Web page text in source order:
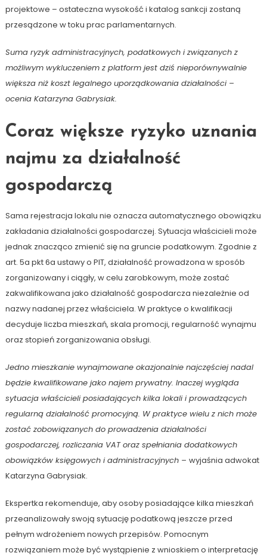
projektowe – ostateczna wysokość i katalog sankcji zostaną
przesądzone w toku prac parlamentarnych.
Suma ryzyk administracyjnych, podatkowych i związanych z
możliwym wykluczeniem z platform jest dziś nieporównywalnie
większa niż koszt legalnego uporządkowania działalności –
ocenia Katarzyna Gabrysiak.
Coraz większe ryzyko uznania
najmu za działalność
gospodarczą
Sama rejestracja lokalu nie oznacza automatycznego obowiązku
zakładania działalności gospodarczej. Sytuacja właścicieli może
jednak znacząco zmienić się na gruncie podatkowym. Zgodnie z
art. 5a pkt 6a ustawy o PIT, działalność prowadzona w sposób
zorganizowany i ciągły, w celu zarobkowym, może zostać
zakwalifikowana jako działalność gospodarcza niezależnie od
nazwy nadanej przez właściciela. W praktyce o kwalifikacji
decyduje liczba mieszkań, skala promocji, regularność wynajmu
oraz stopień zorganizowania obsługi.
Jedno mieszkanie wynajmowane okazjonalnie najczęściej nadal
będzie kwalifikowane jako najem prywatny. Inaczej wygląda
sytuacja właścicieli posiadających kilka lokali i prowadzących
regularną działalność promocyjną. W praktyce wielu z nich może
zostać zobowiązanych do prowadzenia działalności
gospodarczej, rozliczania VAT oraz spełniania dodatkowych
obowiązków księgowych i administracyjnych – wyjaśnia adwokat
Katarzyna Gabrysiak.
Ekspertka rekomenduje, aby osoby posiadające kilka mieszkań
przeanalizowały swoją sytuację podatkową jeszcze przed
pełnym wdrożeniem nowych przepisów. Pomocnym
rozwiązaniem może być wystąpienie z wnioskiem o interpretację